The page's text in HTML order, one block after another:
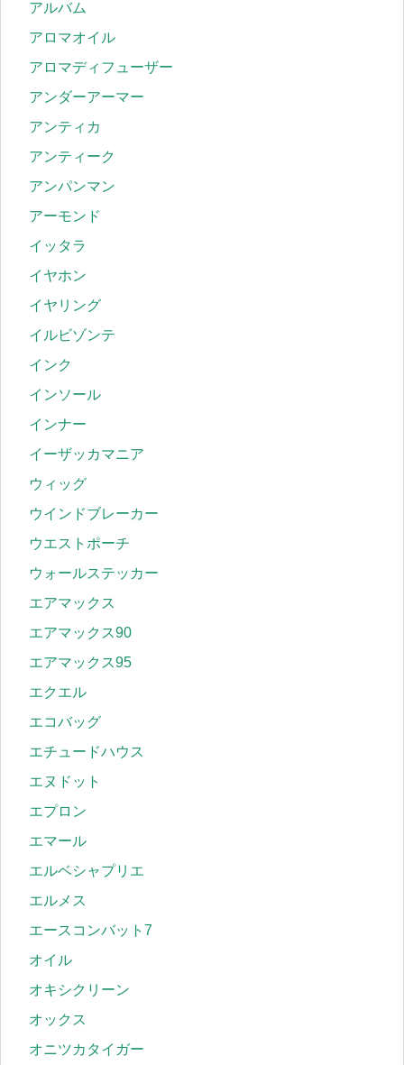
アルバム
アロマオイル
アロマディフューザー
アンダーアーマー
アンティカ
アンティーク
アンパンマン
アーモンド
イッタラ
イヤホン
イヤリング
イルビゾンテ
インク
インソール
インナー
イーザッカマニア
ウィッグ
ウインドブレーカー
ウエストポーチ
ウォールステッカー
エアマックス
エアマックス90
エアマックス95
エクエル
エコバッグ
エチュードハウス
エヌドット
エプロン
エマール
エルベシャプリエ
エルメス
エースコンバット7
オイル
オキシクリーン
オックス
オニツカタイガー